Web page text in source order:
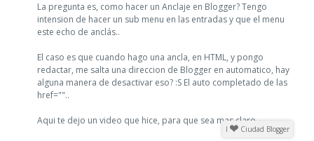
La pregunta es, como hacer un Anclaje en Blogger? Tengo
intension de hacer un sub menu en las entradas y que el menu
este echo de anclás..
El caso es que cuando hago una ancla, en HTML, y pongo
redactar, me salta una direccion de Blogger en automatico, hay
alguna manera de desactivar eso? :S El auto completado de las
href=""..
Aqui te dejo un video que hice, para que sea mas claro..
I Ciudad Blogger